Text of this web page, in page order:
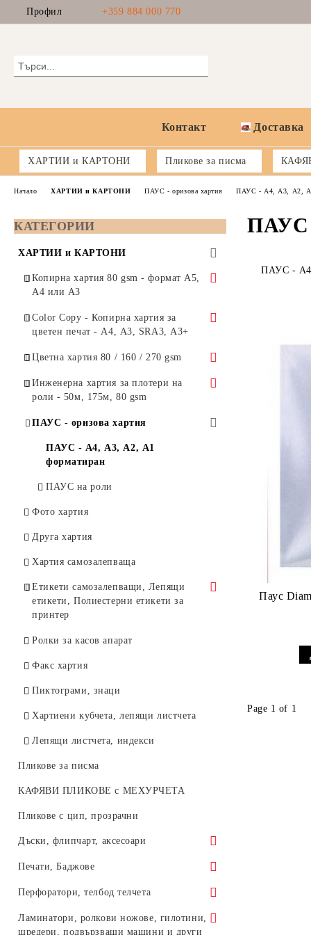
Профил +359 884 000 770
Контакт Доставка
ХАРТИИ и КАРТОНИ Пликове за писма
КАТЕГОРИИ
ХАРТИИ и КАРТОНИ
Копирна хартия 80 gsm - формат А5,
А4 или А3
Бяла копирна хартия, формат А4,
210x297 мм
Бяла копирна хартия, формат А3,
Бяла копирна хартия, формат А5,
Color Copy - Копирна хартия за
цветен печат - А4, А3, SRA3, А3+
формат А4 - 210x297
формат А3 - 420x297
Цветна хартия 80 / 160 / 270 gsm
Цветна копирна хартия 80 грама,
Artist
Цветен копирен картон 160 грама,
Цветна копирна хартия 80 грама,
Clairefontaine
Картон Арт 210 г/м2, 50х70 см
Инженерна хартия за плотери на
роли - 50м, 175м, 80 gsm
с дължина 50 м.
с дължина 175 м.
ПАУС - оризова хартия
ПАУС - А4, А3, А2, А1
форматиран
ПАУС на роли
Фото хартия
Друга хартия
Хартия самозалепваща
Етикети самозалепващи, Лепящи
етикети, Полиестерни етикети за
принтер
Маркиращи клещи за етикети
Ролки за касов апарат
Факс хартия
Пиктограми, знаци
Хартиени кубчета, лепящи листчета
Лепящи листчета, индекси
Пликове за писма
КАФЯВИ ПЛИКОВЕ с МЕХУРЧЕТА
Пликове с цип, прозрачни
Дъски, флипчарт, аксесоари
Коркови дъски
Черни дъски с дървена рамка
Бели дъски с дървена рамка
Печати, Баджове
Баджове
Печати, тампони, датници,
номератори
Перфоратори, телбод телчета
Телбод машинки
Ламинатори, ролкови ножове, гилотини,
шредери, подвързващи машини и други
Начало ХАРТИИ и КАРТОНИ ПАУС - оризова хартия ПАУС - А4, А3, А2, А1
ПАУС
ПАУС -
Паус Diamant - формат
Page 1 of 1